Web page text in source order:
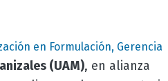
en Formulación, Gerencia
(UAM), en alianza